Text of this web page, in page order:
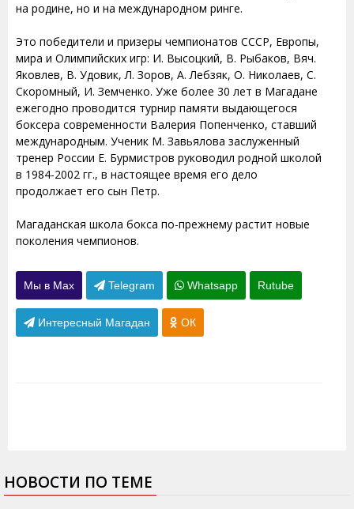
на родине, но и на международном ринге.
Это победители и призеры чемпионатов СССР, Европы,
мира и Олимпийских игр: И. Высоцкий, В. Рыбаков, Вяч.
Яковлев, В. Удовик, Л. Зоров, А. Лебзяк, О. Николаев, С.
Скоромный, И. Земченко. Уже более 30 лет в Магадане
ежегодно проводится турнир памяти выдающегося
боксера современности Валерия Попенченко, ставший
международным. Ученик М. Завьялова заслуженный
тренер России Е. Бурмистров руководил родной школой
в 1984-2002 гг., в настоящее время его дело
продолжает его сын Петр.
Магаданская школа бокса по-прежнему растит новые
поколения чемпионов.
Мы в Max Telegram Whatsapp Rutube
Интересный Магадан ОК
НОВОСТИ ПО ТЕМЕ